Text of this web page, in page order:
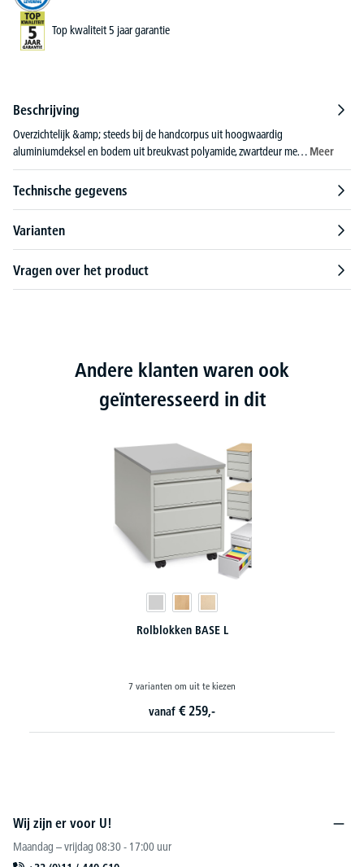
Top kwaliteit 5 jaar garantie
Beschrijving
Overzichtelijk &amp; steeds bij de handcorpus uit hoogwaardig
aluminiumdeksel en bodem uit breukvast polyamide, zwartdeur me… Meer
Technische gegevens
Varianten
Vragen over het product
Andere klanten waren ook
geïnteresseerd in dit
Rolblokken BASE L
7 varianten om uit te kiezen
vanaf € 259,-
Wij zijn er voor U!
Maandag – vrijdag 08:30 - 17:00 uur